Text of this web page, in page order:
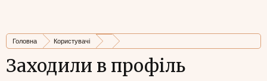
Головна Користувачі
Заходили в профіль